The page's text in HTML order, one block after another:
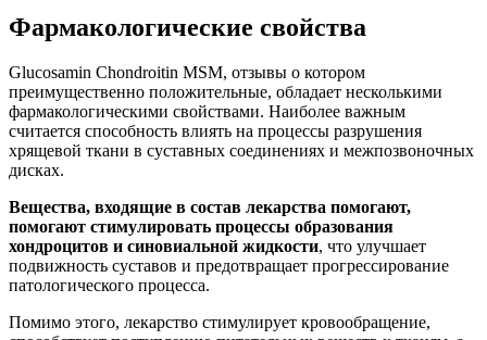
Фармакологические свойства
Glucosamin Chondroitin MSM, отзывы о котором
преимущественно положительные, обладает несколькими
фармакологическими свойствами. Наиболее важным
считается способность влиять на процессы разрушения
хрящевой ткани в суставных соединениях и межпозвоночных
дисках.
Вещества, входящие в состав лекарства помогают,
помогают стимулировать процессы образования
хондроцитов и синовиальной жидкости, что улучшает
подвижность суставов и предотвращает прогрессирование
патологического процесса.
Помимо этого, лекарство стимулирует кровообращение,